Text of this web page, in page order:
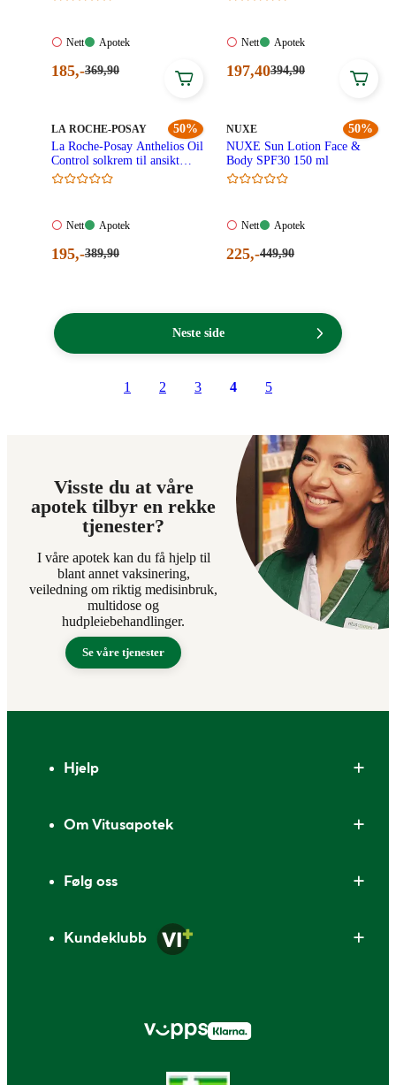
Nett:
tilgjengelig
Nett
Apotek:
Apotek
Nåværende
kroner.
185,-Førpris:
369,90
Nett:
tilgjengelig
Nett
Apotek:
Apotek
Nåværende
kroner.
197,40Førpris:
394,90
50%
MERKE:
LA ROCHE-POSAY
La Roche-Posay Anthelios Oil
Control solkrem til ansikt
SPF50+ 50 ml
Nett:
tilgjengelig
Nett
Apotek:
Apotek
Nåværende
195,-Førpris:
389,90
50%
MERKE
NUXE
NUXE Sun Lotion Face &
Body SPF30 150 ml
Nett:
tilgjengelig
Nett
Apotek:
Apotek
Nåværende
225,-Førpris:
449,90
Neste side
1 2 3 4 5
Visste du at våre
apotek tilbyr en rekke
tjenester?
I våre apotek kan du få hjelp til
blant annet vaksinering,
veiledning om riktig medisinbruk,
multidose og
hudpleiebehandlinger.
Se våre tjenester
Hjelp
Om Vitusapotek
Følg oss
Kundeklubb